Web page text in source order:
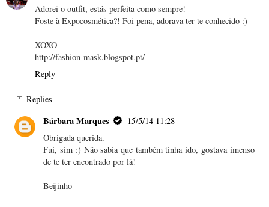
Adorei o outfit, estás perfeita como sempre!
Foste à Expocosmética?! Foi pena, adorava ter-te conhecido :)
XOXO
http://fashion-mask.blogspot.pt/
Reply
Replies
Bárbara Marques
15/5/14 11:28
Obrigada querida.
Fui, sim :) Não sabia que também tinha ido, gostava imenso
de te ter encontrado por lá!
Beijinho